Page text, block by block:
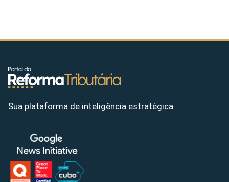
Sua plataforma de inteligência estratégica